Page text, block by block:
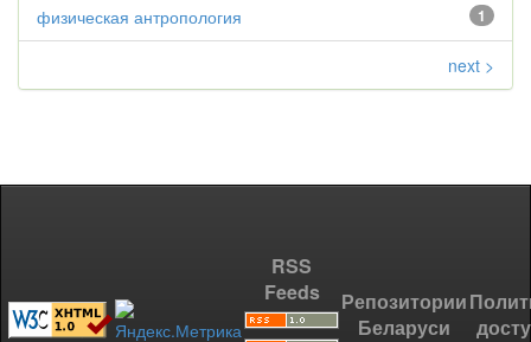
1
физическая антропология
next >
RSS
Feeds
Репозитории
Беларуси